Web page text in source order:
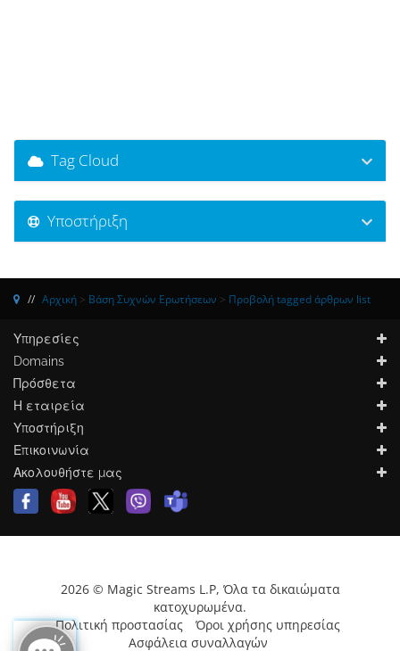
Tag Cloud
Υποστήριξη
Αρχική > Βάση Συχνών Ερωτήσεων > Προβολή tagged άρθρων list
Υπηρεσίες
Domains
Πρόσθετα
Η εταιρεία
Υποστήριξη
Επικοινωνία
Ακολουθήστε μας
2026 © Magic Streams L.P, Όλα τα δικαιώματα
κατοχυρωμένα.
Πολιτική προστασίας
Όροι χρήσης υπηρεσίας
Ασφάλεια συναλλαγών